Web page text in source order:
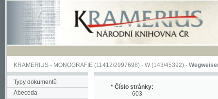
KRAMERIUS-MONOGRAFIE(11412/2997698) -W (143/45392)-Wegweiser durch
Typy dokumentů
Abeceda
Výběr monografie
* Číslo stránky:
603
* URI: